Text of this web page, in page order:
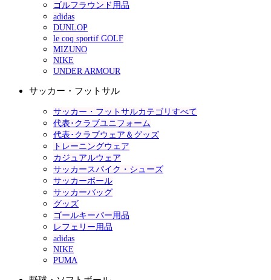
ゴルフラウンド用品
adidas
DUNLOP
le coq sportif GOLF
MIZUNO
NIKE
UNDER ARMOUR
サッカー・フットサル
サッカー・フットサルカテゴリすべて
代表･クラブユニフォーム
代表･クラブウェア＆グッズ
トレーニングウェア
カジュアルウェア
サッカースパイク・シューズ
サッカーボール
サッカーバッグ
グッズ
ゴールキーパー用品
レフェリー用品
adidas
NIKE
PUMA